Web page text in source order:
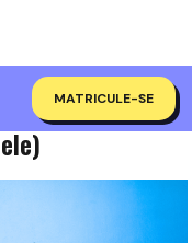
MATRICULE-SE
a seu